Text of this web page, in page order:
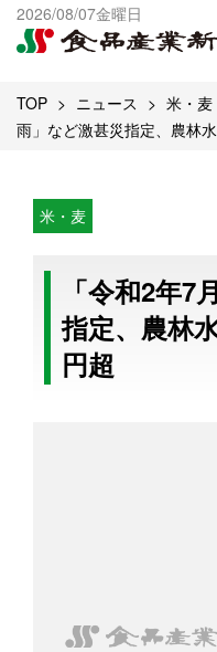
2026/08/07金曜日
出版物一覧へ
試読・購読申し込み
TOP ニュース 米・麦
雨」など激甚災指定、農林
米・麦
「令和2年7
指定、農林
円超